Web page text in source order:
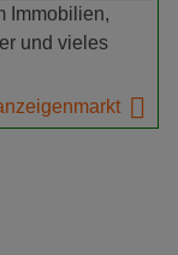
Immobilien,
und vieles